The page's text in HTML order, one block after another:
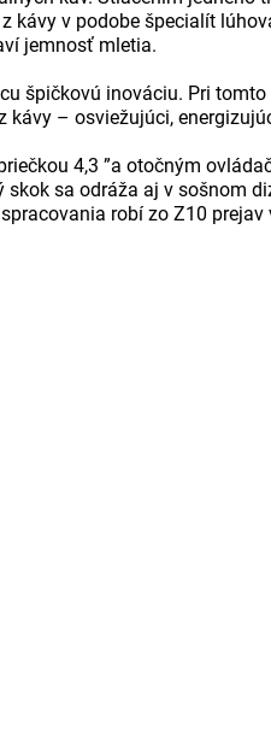
v podobe špecialít
jemnosť mletia.
špičkovú inováciu. Pri
– osviežujúci,
4,3 ”a otočným
sa odráža aj v sošnom
robí zo Z10 prejav